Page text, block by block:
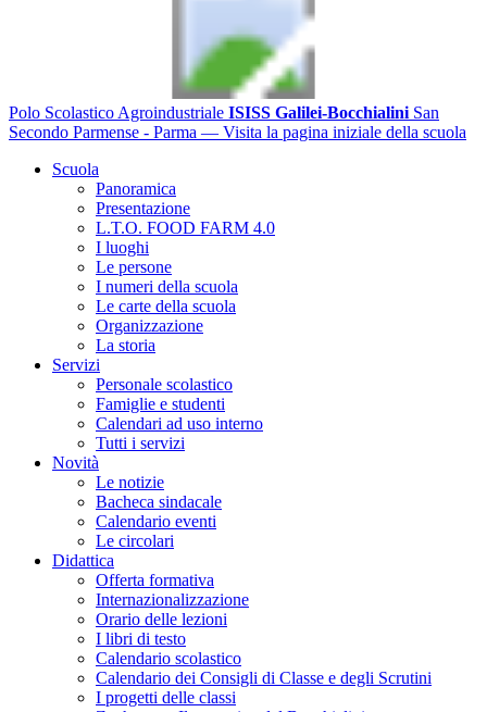
Polo Scolastico Agroindustriale ISISS Galilei-Bocchialini San
Secondo Parmense - Parma — Visita la pagina iniziale della scuola
Scuola
Panoramica
Presentazione
L.T.O. FOOD FARM 4.0
I luoghi
Le persone
I numeri della scuola
Le carte della scuola
Organizzazione
La storia
Servizi
Personale scolastico
Famiglie e studenti
Calendari ad uso interno
Tutti i servizi
Novità
Le notizie
Bacheca sindacale
Calendario eventi
Le circolari
Didattica
Offerta formativa
Internazionalizzazione
Orario delle lezioni
I libri di testo
Calendario scolastico
Calendario dei Consigli di Classe e degli Scrutini
I progetti delle classi